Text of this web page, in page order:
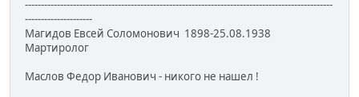
------------------------------------------------------------------------------------------------
---------------------
Магидов Евсей Соломонович 1898-25.08.1938
Мартиролог
Маслов Федор Иванович - никого не нашел !